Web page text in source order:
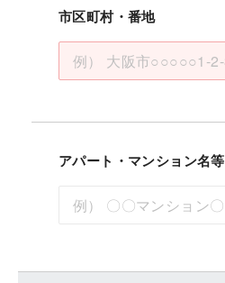
市区町村・番地
アパート・マンション名等